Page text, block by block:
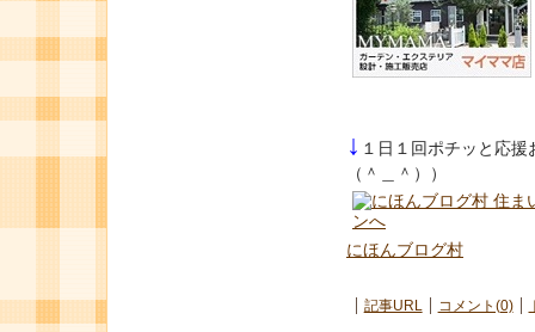
↓ １日１回ポチッと応
（＾＿＾））
にほんブログ村
記事URL コメント(0)